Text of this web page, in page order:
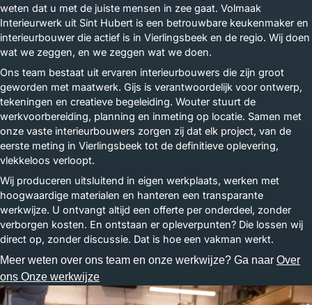
weten dat u met de juiste mensen in zee gaat. Volmaak
Interieurwerk uit Sint Hubert is een betrouwbare keukenmaker en
interieurbouwer die actief is in Vierlingsbeek en de regio. Wij doen
wat we zeggen, en we zeggen wat we doen.
Ons team bestaat uit ervaren interieurbouwers die zijn groot
geworden met maatwerk. Gijs is verantwoordelijk voor ontwerp,
tekeningen en creatieve begeleiding. Wouter stuurt de
werkvoorbereiding, planning en inmeting op locatie. Samen met
onze vaste interieurbouwers zorgen zij dat elk project, van de
eerste meting in Vierlingsbeek tot de definitieve oplevering,
vlekkeloos verloopt.
Wij produceren uitsluitend in eigen werkplaats, werken met
hoogwaardige materialen en hanteren een transparante
werkwijze. U ontvangt altijd een offerte per onderdeel, zonder
verborgen kosten. En ontstaan er opleverpunten? Die lossen wij
direct op, zonder discussie. Dat is hoe een vakman werkt.
Meer weten over ons team en onze werkwijze? Ga naar Over
ons Onze werkwijze